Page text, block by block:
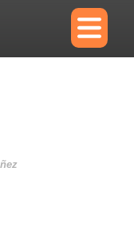
×
Diccionario